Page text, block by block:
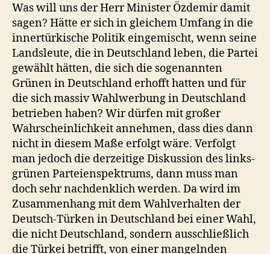
Was will uns der Herr Minister Özdemir damit
sagen? Hätte er sich in gleichem Umfang in die
innertürkische Politik eingemischt, wenn seine
Landsleute, die in Deutschland leben, die Partei
gewählt hätten, die sich die sogenannten
Grünen in Deutschland erhofft hatten und für
die sich massiv Wahlwerbung in Deutschland
betrieben haben? Wir dürfen mit großer
Wahrscheinlichkeit annehmen, dass dies dann
nicht in diesem Maße erfolgt wäre. Verfolgt
man jedoch die derzeitige Diskussion des links-
grünen Parteienspektrums, dann muss man
doch sehr nachdenklich werden. Da wird im
Zusammenhang mit dem Wahlverhalten der
Deutsch-Türken in Deutschland bei einer Wahl,
die nicht Deutschland, sondern ausschließlich
die Türkei betrifft, von einer mangelnden